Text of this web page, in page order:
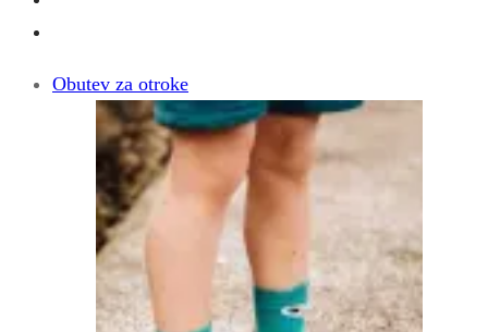
Obutev za otroke